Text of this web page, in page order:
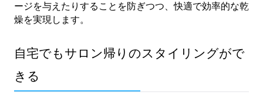
ージを与えたりすることを防ぎつつ、快適で効率的な乾
燥を実現します。
自宅でもサロン帰りのスタイリングがで
きる